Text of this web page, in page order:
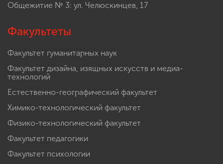
Общежитие № 3: ул. Челюскинцев, 17
Факультеты
Факультет гуманитарных наук
Факультет дизайна, изящных искусств и медиа-
технологий
Естественно-географический факультет
Химико-технологический факультет
Физико-технологический факультет
Факультет педагогики
Факультет психологии